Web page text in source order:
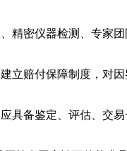
密仪器检测、专家
赔付保障制度，对
备鉴定、评估、交